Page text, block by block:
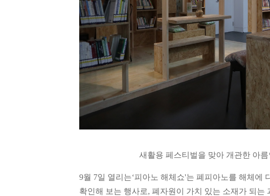
새활용 페스티벌을 맞아 개관한 아
9월 7일 열리는‘피아노 해체쇼'는 폐피아노를 해체에
확인해 보는 행사로, 폐자원이 가치 있는 소재가 되는